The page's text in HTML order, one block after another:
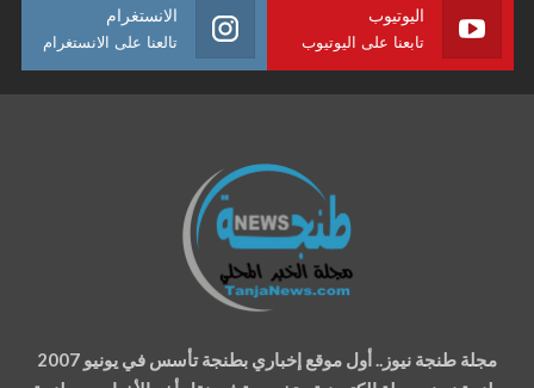
اليوتيوب
تابعنا على اليوتيوب
الانستغرام
تالعنا على الانستغرام
مجلة طنجة نيوز.. أول موقع إخباري بطنجة تأسس في يونيو 2007